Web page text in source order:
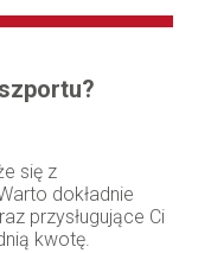
się z
dokładnie
przysługujące Ci
kwotę.